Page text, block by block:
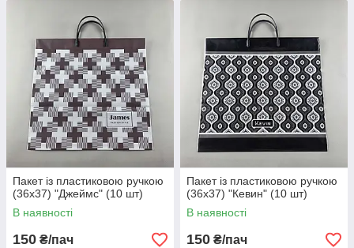
Пакет із пластиковою ручкою
(36х37) "Джеймс" (10 шт)
В наявності
150 ₴/пач
Пакет із пластиковою ручкою
(36х37) "Кевин" (10 шт)
В наявності
150 ₴/пач